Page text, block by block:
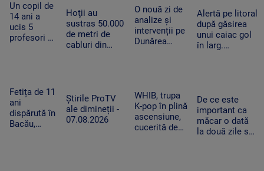
din Assisi a
ajuns la
Arad
vine la ore
imposibile
Un copil de
14 ani a
ucis 5
profesori și
după ce își
omorâse
bunicii
Hoţii au
sustras 50.000
de metri de
cabluri din
Dâmboviţa,
Ilfov şi Giurgiu
O nouă zi de
analize și
intervenții pe
Dunărea
Alertă pe litoral
după găsirea
unui caiac gol
în larg.
Fetița de 11
ani
dispărută în
Bacău,
Știrile ProTV
ale dimineții -
07.08.2026
WHIB, trupa
K-pop în plină
ascensiune,
cucerită de
De ce este
important ca
măcar o dată
la două zile să